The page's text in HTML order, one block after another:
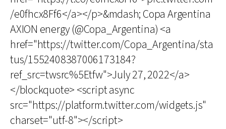
/e0fhcx8Ff6</a></p>&mdash; Copa Argentina
AXION energy (@Copa_Argentina) <a
href="https://twitter.com/Copa_Argentina/sta
tus/1552408387006173184?
ref_src=twsrc%5Etfw">July 27, 2022</a>
</blockquote> <script async
src="https://platform.twitter.com/widgets.js"
charset="utf-8"></script>